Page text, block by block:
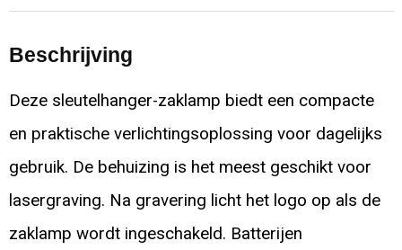
Beschrijving
Deze sleutelhanger-zaklamp biedt een compacte
en praktische verlichtingsoplossing voor dagelijks
gebruik. De behuizing is het meest geschikt voor
lasergraving. Na gravering licht het logo op als de
zaklamp wordt ingeschakeld. Batterijen